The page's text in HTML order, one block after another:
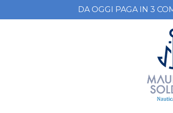
DA OGGI PAGA IN 3